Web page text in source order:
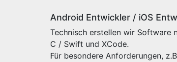
Android Entwickler / iOS
Technisch erstellen wir Software
C / Swift und XCode.
Für besondere Anforderungen,